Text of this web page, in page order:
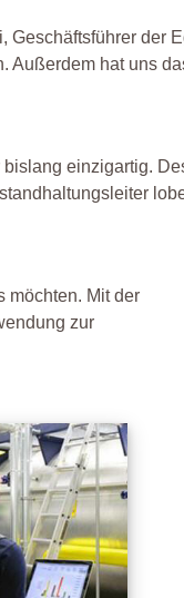
der
Außerdem hat uns
einzigartig.
möchten. Mit der
zur